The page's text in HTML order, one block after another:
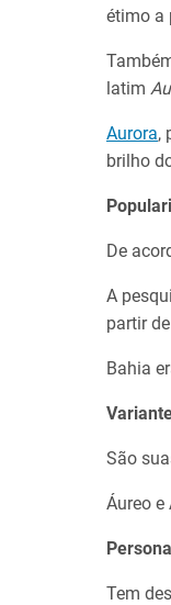
étimo a
latim
Aurora,
brilho
De
A
partir
Bahia
São
Áureo
Tem